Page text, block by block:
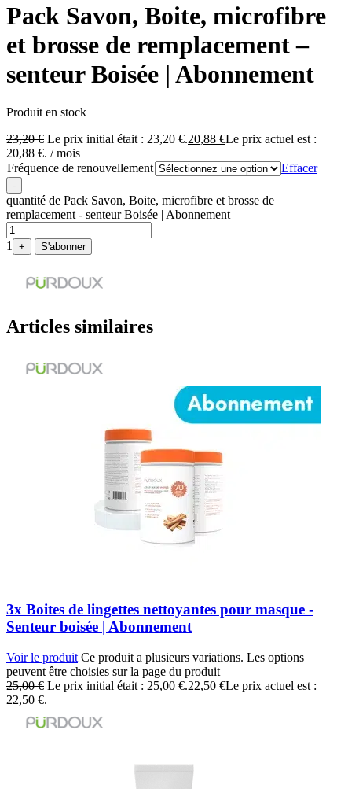
Pack Savon, Boite, microfibre
et brosse de remplacement –
senteur Boisée | Abonnement
Produit en stock
23,20€ Le prix initial était : 23,20 €.20,88 €Le prix actuel est :
20,88 €. / mois
Fréquence de renouvellement
Effacer
-
quantité de Pack Savon, Boite, microfibre et brosse de
remplacement - senteur Boisée | Abonnement
1 + S'abonner
Articles similaires
3x Boites de lingettes nettoyantes pour masque -
Senteur boisée | Abonnement
Voir le produit Ce produit a plusieurs variations. Les options
peuvent être choisies sur la page du produit
25,00€ Le prix initial était : 25,00 €.22,50 €Le prix actuel est :
22,50 €.